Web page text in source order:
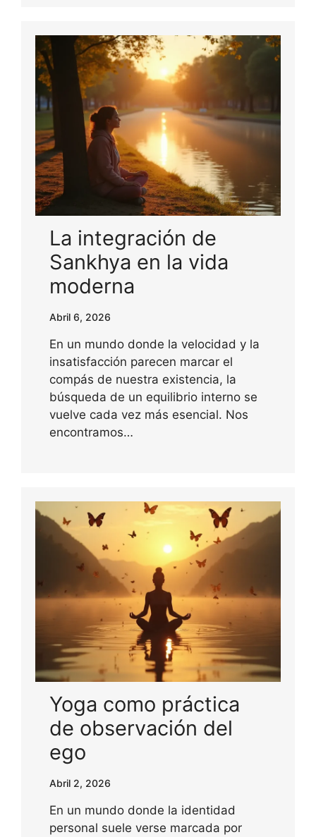
La integración de
Sankhya en la vida
moderna
Abril 6, 2026
En un mundo donde la velocidad y la
insatisfacción parecen marcar el
compás de nuestra existencia, la
búsqueda de un equilibrio interno se
vuelve cada vez más esencial. Nos
encontramos…
Yoga como práctica
de observación del
ego
Abril 2, 2026
En un mundo donde la identidad
personal suele verse marcada por